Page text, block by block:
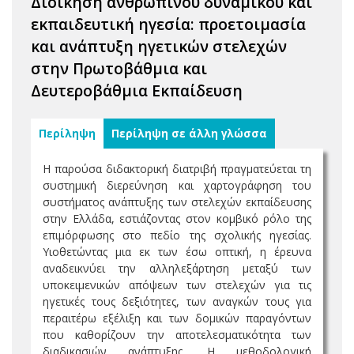
εκπαιδευτική ηγεσία: προετοιμασία
και ανάπτυξη ηγετικών στελεχών
στην Πρωτοβάθμια και
Δευτεροβάθμια Εκπαίδευση
Περίληψη Περίληψη σε άλλη γλώσσα
Η παρούσα διδακτορική διατριβή πραγματεύεται τη
συστημική διερεύνηση και χαρτογράφηση του
συστήματος ανάπτυξης των στελεχών εκπαίδευσης
στην Ελλάδα, εστιάζοντας στον κομβικό ρόλο της
επιμόρφωσης στο πεδίο της σχολικής ηγεσίας.
Υιοθετώντας μια εκ των έσω οπτική, η έρευνα
αναδεικνύει την αλληλεξάρτηση μεταξύ των
υποκειμενικών απόψεων των στελεχών για τις
ηγετικές τους δεξιότητες, των αναγκών τους για
περαιτέρω εξέλιξη και των δομικών παραγόντων
που καθορίζουν την αποτελεσματικότητα των